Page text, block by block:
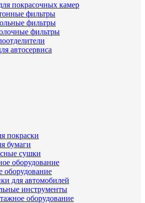
покрасочных камер
фильтры
фильтры
фильтры
автосервиса
покраски
бумаги
сушки
оборудование
оборудование
для автомобилей
инструменты
оборудование